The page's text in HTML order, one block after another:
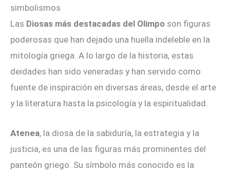
simbolismos
Las Diosas más destacadas del Olimpo son figuras
poderosas que han dejado una huella indeleble en la
mitología griega. A lo largo de la historia, estas
deidades han sido veneradas y han servido como
fuente de inspiración en diversas áreas, desde el arte
y la literatura hasta la psicología y la espiritualidad.
Atenea, la diosa de la sabiduría, la estrategia y la
justicia, es una de las figuras más prominentes del
panteón griego. Su símbolo más conocido es la